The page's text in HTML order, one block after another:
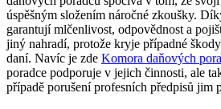
úspěšným složením náročné zkoušky.
garantují mlčenlivost, odpovědnost a
jiný nahradí, protože kryje případné
daní. Navíc je zde Komora daňových
poradce podporuje v jejich činnosti, ale
případě porušení profesních předpisů jim